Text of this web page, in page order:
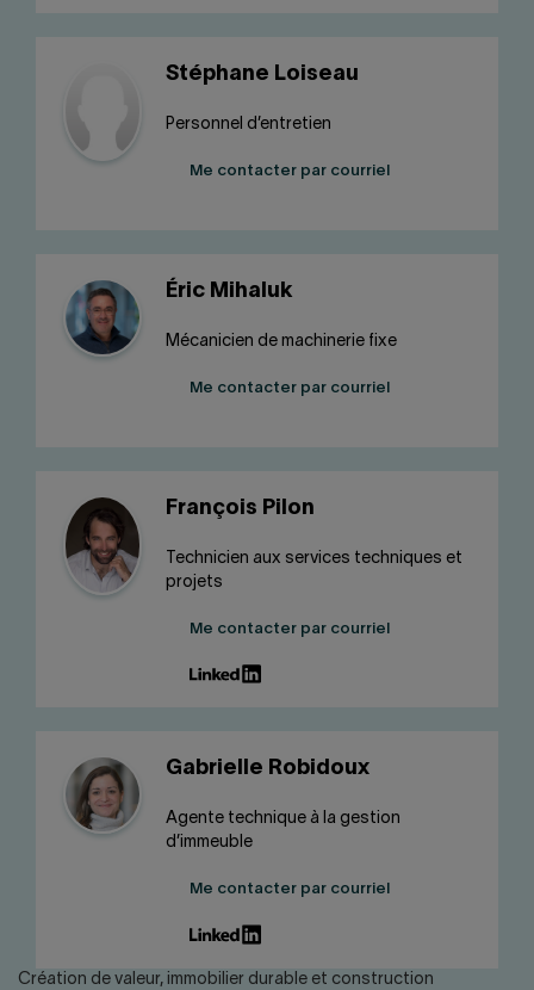
Stéphane Loiseau
Personnel d’entretien
Me contacter par courriel
Éric Mihaluk
Mécanicien de machinerie fixe
Me contacter par courriel
François Pilon
Technicien aux services techniques et
projets
Me contacter par courriel
Gabrielle Robidoux
Agente technique à la gestion
d’immeuble
Me contacter par courriel
Création de valeur, immobilier durable et construction